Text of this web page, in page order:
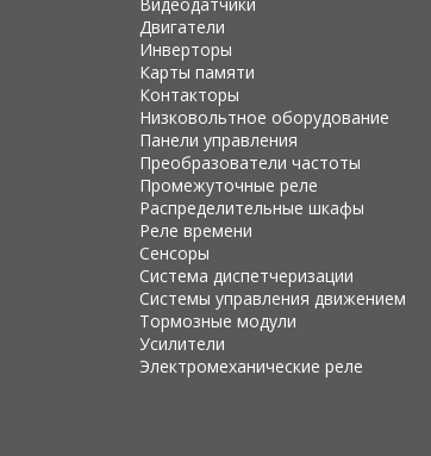
Двигатели
Инверторы
Карты памяти
Контакторы
Низковольтное оборудование
Панели управления
Преобразователи частоты
Промежуточные реле
Распределительные шкафы
Реле времени
Сенсоры
Система диспетчеризации
Системы управления движением
Тормозные модули
Усилители
Электромеханические реле